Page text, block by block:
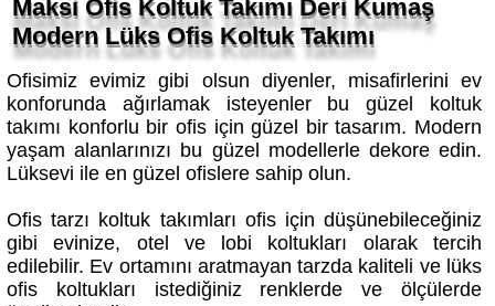
Modern Lüks Ofis Koltuk Takımı
Ofisimiz evimiz gibi olsun diyenler, misafirlerini ev
konforunda ağırlamak isteyenler bu güzel koltuk
takımı konforlu bir ofis için güzel bir tasarım. Modern
yaşam alanlarınızı bu güzel modellerle dekore edin.
Lüksevi ile en güzel ofislere sahip olun.
gibi evinize, otel ve lobi koltukları olarak tercih
edilebilir. Ev ortamını aratmayan tarzda kaliteli ve lüks
ofis koltukları istediğiniz renklerde ve ölçülerde
üretilmektedir.